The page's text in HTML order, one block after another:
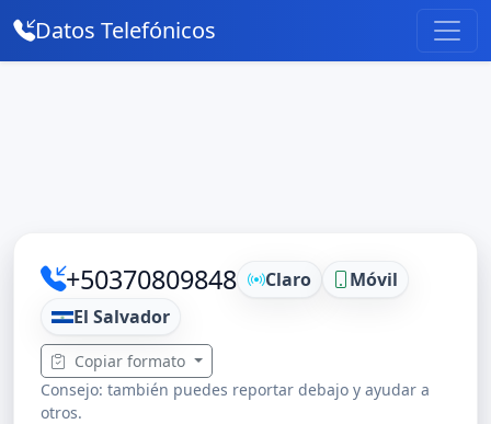
Datos Telefónicos
+50370809848 Claro
Móvil
El Salvador
Copiar formato
Consejo: también puedes reportar debajo y ayudar a
otros.